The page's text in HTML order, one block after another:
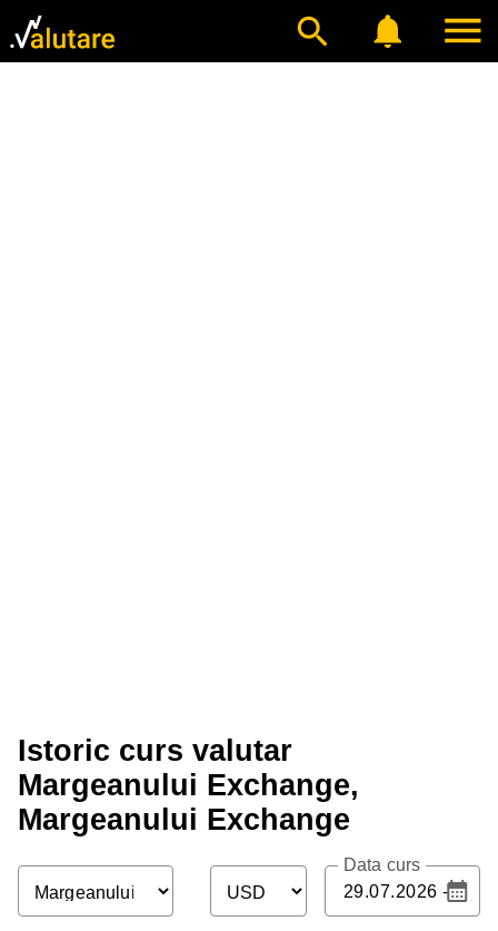
Istoric curs valutar
Margeanului Exchange,
Margeanului Exchange
Data curs